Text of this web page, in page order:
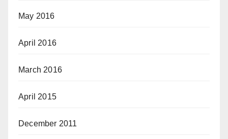
May 2016
April 2016
March 2016
April 2015
December 2011